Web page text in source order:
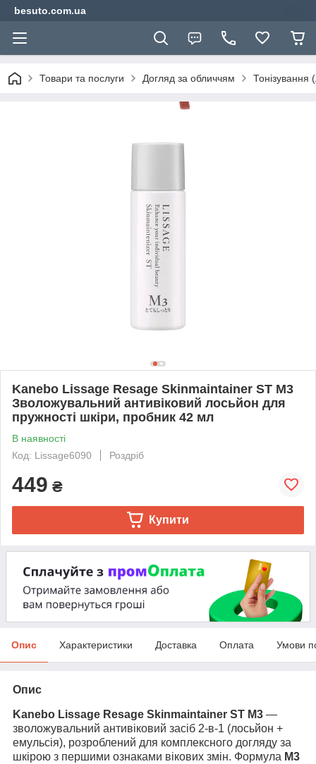
besuto.com.ua
Товари та послуги Догляд за обличчям Тонізування
Kanebo Lissage Resage Skinmaintainer ST M3
Зволожувальний антивіковий лосьйон для
пружності шкіри, пробник 42 мл
В наявності
Код: Lissage6090
Роздріб
449 ₴
Купити
Опис Характеристики Доставка Оплата Умови
Опис
Kanebo Lissage Resage Skinmaintainer ST M3 —
зволожувальний антивіковий засіб 2-в-1 (лосьйон +
емульсія), розроблений для комплексного догляду за
шкірою з першими ознаками вікових змін. Формула M3